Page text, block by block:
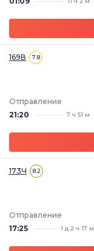
169В 7.8
Отправление
21:20
7 ч 51 м
173Ч 8.2
Отправление
17:25
1 д 2 ч 17 м